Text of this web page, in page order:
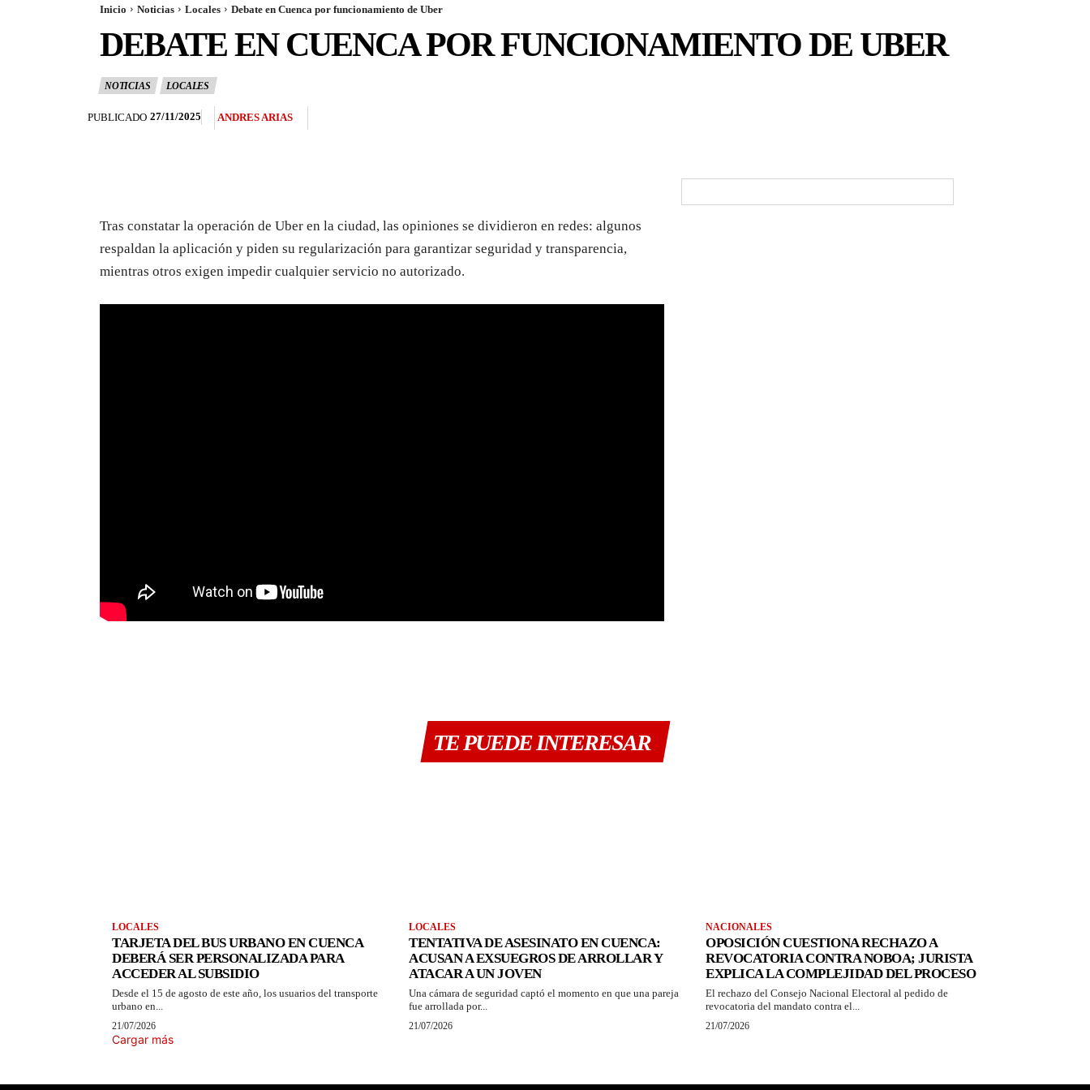
Inicio Noticias Locales Debate en Cuenca por funcionamiento de Uber
DEBATE EN CUENCA POR FUNCIONAMIENTO DE UBER
NOTICIAS LOCALES
PUBLICADO 27/11/2025 ANDRES ARIAS
Tras constatar la operación de Uber en la ciudad, las opiniones se dividieron en redes: algunos
respaldan la aplicación y piden su regularización para garantizar seguridad y transparencia,
mientras otros exigen impedir cualquier servicio no autorizado.
TE PUEDE INTERESAR
LOCALES
TARJETA DEL BUS URBANO EN CUENCA
DEBERÁ SER PERSONALIZADA PARA
ACCEDER AL SUBSIDIO
Desde el 15 de agosto de este año, los usuarios del transporte
urbano en...
21/07/2026
LOCALES
TENTATIVA DE ASESINATO EN CUENCA:
ACUSAN A EXSUEGROS DE ARROLLAR Y
ATACAR A UN JOVEN
Una cámara de seguridad captó el momento en que una pareja
fue arrollada por...
21/07/2026
NACIONALES
OPOSICIÓN CUESTIONA RECHAZO A
REVOCATORIA CONTRA NOBOA; JURISTA
EXPLICA LA COMPLEJIDAD DEL PROCESO
El rechazo del Consejo Nacional Electoral al pedido de
revocatoria del mandato contra el...
21/07/2026
Cargar más